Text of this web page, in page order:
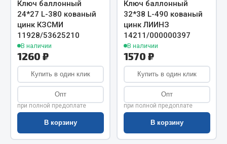
Весь раздел
Цепи подъёмные
Весь раздел
РТИ
Кольца уплотнительные
Лента конвейерная
Ключ баллонный
24*27 L-380 кованый
цинк КЗСМИ
11928/53625210
В наличии
1260 ₽
Купить в один клик
Опт
при полной предоплате
В корзину
Ключ баллонный
32*38 L-490 кованый
цинк ЛИИНЗ
14211/000000397
В наличии
1570 ₽
Купить в один клик
Опт
при полной предоплате
В корзину